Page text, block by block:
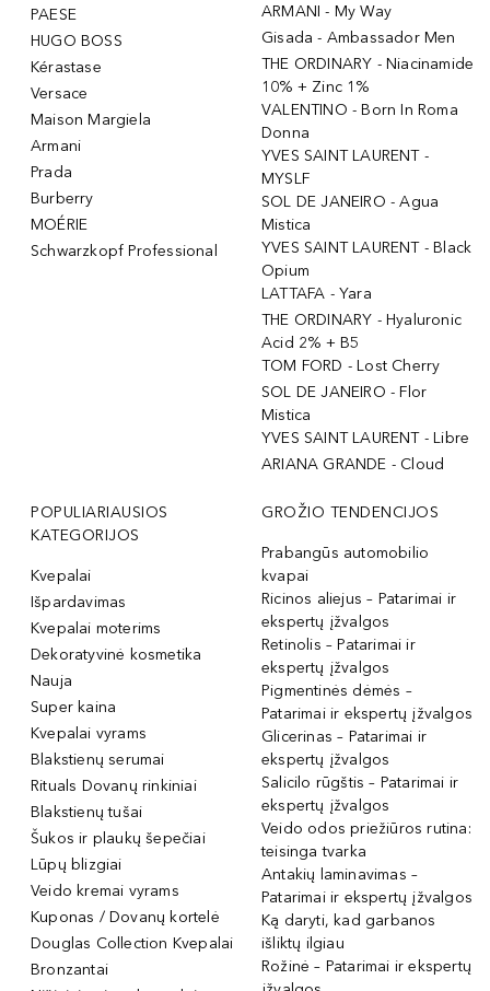
PAESE
HUGO BOSS
Kérastase
Versace
Maison Margiela
Armani
Prada
Burberry
MOÉRIE
Schwarzkopf Professional
ARMANI - My Way
Gisada - Ambassador Men
THE ORDINARY - Niacinamide
10% + Zinc 1%
VALENTINO - Born In Roma
Donna
YVES SAINT LAURENT -
MYSLF
SOL DE JANEIRO - Agua
Mistica
YVES SAINT LAURENT - Black
Opium
LATTAFA - Yara
THE ORDINARY - Hyaluronic
Acid 2% + B5
TOM FORD - Lost Cherry
SOL DE JANEIRO - Flor
Mistica
YVES SAINT LAURENT - Libre
ARIANA GRANDE - Cloud
POPULIARIAUSIOS
KATEGORIJOS
Kvepalai
Išpardavimas
Kvepalai moterims
Dekoratyvinė kosmetika
Nauja
Super kaina
Kvepalai vyrams
Blakstienų serumai
Rituals Dovanų rinkiniai
Blakstienų tušai
Šukos ir plaukų šepečiai
Lūpų blizgiai
Veido kremai vyrams
Kuponas / Dovanų kortelė
Douglas Collection Kvepalai
Bronzantai
GROŽIO TENDENCIJOS
Prabangūs automobilio
kvapai
Ricinos aliejus – Patarimai ir
ekspertų įžvalgos
Retinolis – Patarimai ir
ekspertų įžvalgos
Pigmentinės dėmės –
Patarimai ir ekspertų įžvalgos
Glicerinas – Patarimai ir
ekspertų įžvalgos
Salicilo rūgštis – Patarimai ir
ekspertų įžvalgos
Veido odos priežiūros rutina:
teisinga tvarka
Antakių laminavimas –
Patarimai ir ekspertų įžvalgos
Ką daryti, kad garbanos
išliktų ilgiau
Rožinė – Patarimai ir ekspertų